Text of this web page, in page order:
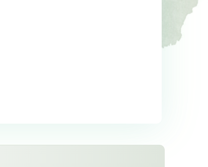
Sen Annen Değilsin
Hatice Kübra Tongar
Aile Yayınları
17,20